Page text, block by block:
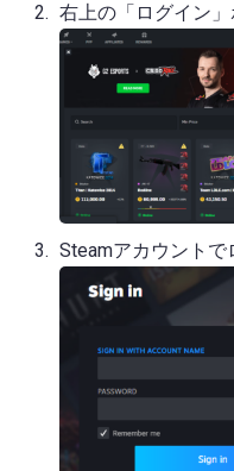
右上の「ログイン」
Steamアカウントで